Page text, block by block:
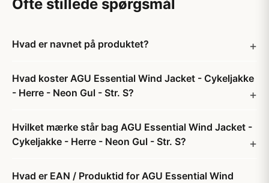
Ofte stillede spørgsmål
Hvad er navnet på produktet?
Hvad koster AGU Essential Wind Jacket - Cykeljakke
- Herre - Neon Gul - Str. S?
Hvilket mærke står bag AGU Essential Wind Jacket -
Cykeljakke - Herre - Neon Gul - Str. S?
Hvad er EAN / Produktid for AGU Essential Wind